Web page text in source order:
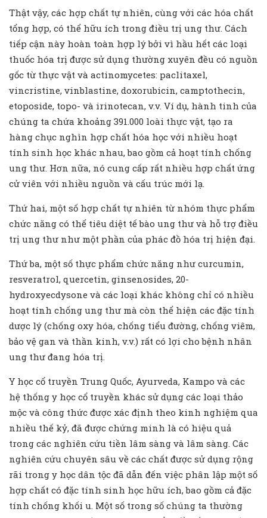
Thật vậy, các hợp chất tự nhiên, cùng với các hóa chất
tổng hợp, có thể hữu ích trong điều trị ung thư. Cách
tiếp cận này hoàn toàn hợp lý bởi vì hầu hết các loại
thuốc hóa trị được sử dụng thường xuyên đều có nguồn
gốc từ thực vật và actinomycetes: paclitaxel,
vincristine, vinblastine, doxorubicin, camptothecin,
etoposide, topo- và irinotecan, v.v. Ví dụ, hành tinh của
chúng ta chứa khoảng 391.000 loài thực vật, tạo ra
hàng chục nghìn hợp chất hóa học với nhiều hoạt
tính sinh học khác nhau, bao gồm cả hoạt tính chống
ung thư. Hơn nữa, nó cung cấp rất nhiều hợp chất ứng
cử viên với nhiều nguồn và cấu trúc mới lạ.
Thứ hai, một số hợp chất tự nhiên từ nhóm thực phẩm
chức năng có thể tiêu diệt tế bào ung thư và hỗ trợ điều
trị ung thư như một phần của phác đồ hóa trị hiện đại.
Thứ ba, một số thực phẩm chức năng như curcumin,
resveratrol, quercetin, ginsenosides, 20-
hydroxyecdysone và các loại khác không chỉ có nhiều
hoạt tính chống ung thư mà còn thể hiện các đặc tính
dược lý (chống oxy hóa, chống tiểu đường, chống viêm,
bảo vệ gan và thần kinh, v.v.) rất có lợi cho bệnh nhân
ung thư đang hóa trị.
Y học cổ truyền Trung Quốc, Ayurveda, Kampo và các
hệ thống y học cổ truyền khác sử dụng các loại thảo
mộc và công thức được xác định theo kinh nghiệm qua
nhiều thế kỷ, đã được chứng minh là có hiệu quả
trong các nghiên cứu tiền lâm sàng và lâm sàng. Các
nghiên cứu chuyên sâu về các chất được sử dụng rộng
rãi trong y học dân tộc đã dẫn đến việc phân lập một số
hợp chất có đặc tính sinh học hữu ích, bao gồm cả đặc
tính chống khối u. Một số trong số chúng ta thường